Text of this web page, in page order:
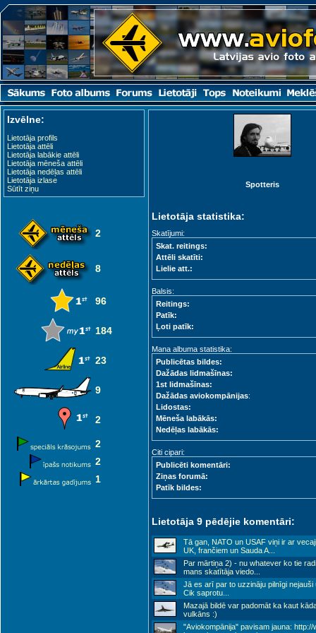
Izvēlne:
Lietotāja profils
Lietotāja attēli
Lietotāja labākie attēli
Lietotāja mēneša attēli
Lietotāja nedēļas attēli
Lietotāja izlase
Sūtīt ziņu
2
8
96
184
23
9
2
2
2
1
Spotteris
Lietotāja statistika:
Skatījumi:
Skat. reitings:
Attēli skatīti:
Lielie att.:
Balsis:
Reitings:
Patīk:
Ļoti patīk:
Mana albuma statistika:
Publicētas bildes:
Dažādas lidmašīnas:
1st lidmašīnas:
Dažādas aviokompānijas:
Lidostas:
Mēneša labākās:
Nedēļas labākās:
Citi cipari:
Publicēti komentāri:
Ziņas forumā:
Patīk bildes:
Lietotāja 9 pēdējie komentāri:
Tā gan, NATO un USAF viņi ir ar
UK, frančiem un Sauda A
Par mārtiņa 2) - nu whatever ko tie
mans skatītāja viedo
Jā es arī par to uzzināju pilnīgi nejauši
Cik saprotu
Mazajā bildē var padomāt ka kaut
vulkāns :)
"Aviokompānija" pavisam jauna: http://